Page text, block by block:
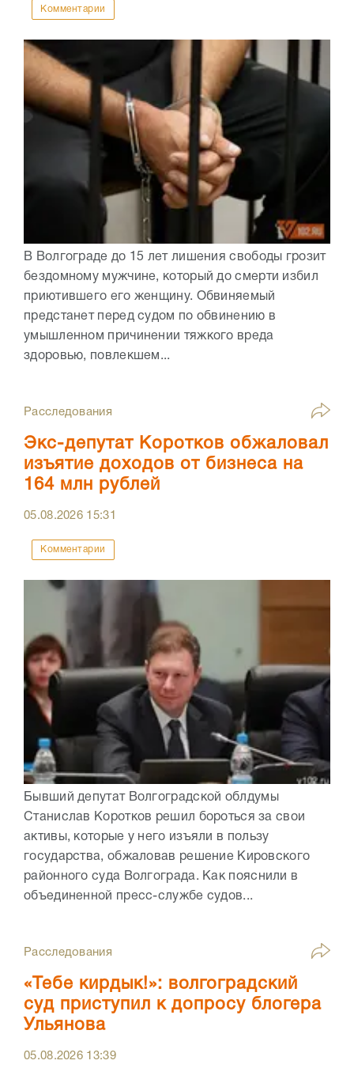
Комментарии
В Волгограде до 15 лет лишения свободы грозит
бездомному мужчине, который до смерти избил
приютившего его женщину. Обвиняемый
предстанет перед судом по обвинению в
умышленном причинении тяжкого вреда
здоровью, повлекшем...
Расследования
Экс-депутат Коротков обжаловал
изъятие доходов от бизнеса на
164 млн рублей
05.08.2026 15:31
Комментарии
Бывший депутат Волгоградской облдумы
Станислав Коротков решил бороться за свои
активы, которые у него изъяли в пользу
государства, обжаловав решение Кировского
районного суда Волгограда. Как пояснили в
объединенной пресс-службе судов...
Расследования
«Тебе кирдык!»: волгоградский
суд приступил к допросу блогера
Ульянова
05.08.2026 13:39